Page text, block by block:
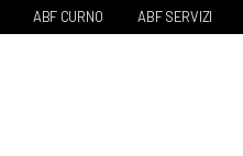
ABF CURNO ABF SERVIZI